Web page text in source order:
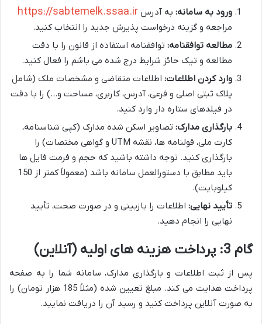
ورود به سامانه: به آدرس https://sabtemelk.ssaa.ir
مراجعه و گزینه درخواست پذیرش جدید را انتخاب کنید.
مطالعه توافقنامه: توافقنامه استفاده از قانون را با دقت
مطالعه و تیک حائز شرایط درج شده می باشم را فعال کنید.
وارد کردن اطلاعات: اطلاعات متقاضی و مشخصات ملک (شامل
پلاک ثبتی اصلی و فرعی، آدرس، کاربری، مساحت و…) را با دقت
در فیلدهای ستاره دار وارد کنید.
بارگذاری مدارک: تصاویر اسکن شده مدارک (کپی شناسنامه،
کارت ملی، قولنامه ها، نقشه UTM و گواهی مختصات) را
بارگذاری کنید. توجه داشته باشید که حجم و فرمت فایل ها
باید مطابق با دستورالعمل سامانه باشد (معمولاً کمتر از 150
کیلوبایت).
تأیید نهایی: اطلاعات را بازبینی و در صورت صحت، تأیید
نهایی را انجام دهید.
گام 3: پرداخت هزینه های اولیه (آنلاین)
پس از ثبت اطلاعات و بارگذاری مدارک، سامانه شما را به صفحه
پرداخت هدایت می کند. مبلغ تعیین شده (مثلاً 185 هزار تومان) را
به صورت آنلاین پرداخت کنید و رسید آن را دریافت نمایید.